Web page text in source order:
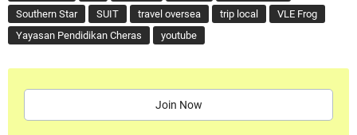
Southern Star
SUIT travel oversea trip local
VLE Frog
Yayasan Pendidikan Cheras
youtube
Join Now